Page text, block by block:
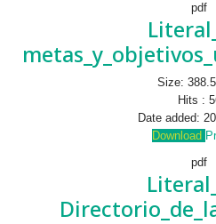
pdf
Size:
Hits :
Date added:
Download
pdf